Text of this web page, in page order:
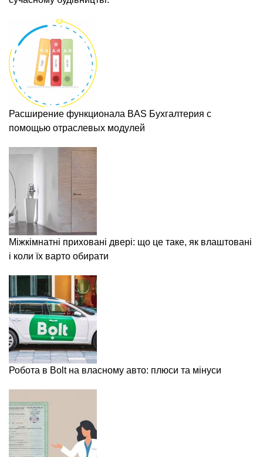
Расширение функционала BAS Бухгалтерия с
помощью отраслевых модулей
Міжкімнатні приховані двері: що це таке, як влаштовані
і коли їх варто обирати
Робота в Bolt на власному авто: плюси та мінуси